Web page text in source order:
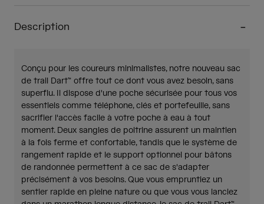
Description
Conçu pour les coureurs minimalistes, notre nouveau sac
de trail Dart™ offre tout ce dont vous avez besoin, sans
superflu. Il dispose d'une poche sécurisée pour tous vos
essentiels comme téléphone, clés et portefeuille, sans
sacrifier l'accès facile à votre poche à eau à tout
moment. Deux sangles de poitrine assurent un maintien
à la fois ferme et confortable, tandis que le système de
rangement rapide et le support optionnel pour bâtons
de randonnée permettent à ce sac de s'adapter
précisément à vos besoins. Que vous empruntiez un
sentier rapide en pleine nature ou que vous vous lanciez